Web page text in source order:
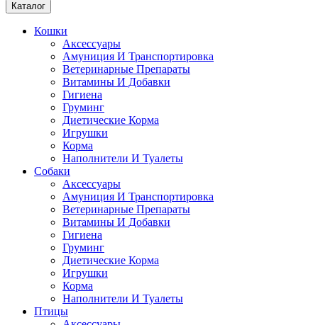
Каталог
Кошки
Аксессуары
Амуниция И Транспортировка
Ветеринарные Препараты
Витамины И Добавки
Гигиена
Груминг
Диетические Корма
Игрушки
Корма
Наполнители И Туалеты
Собаки
Аксессуары
Амуниция И Транспортировка
Ветеринарные Препараты
Витамины И Добавки
Гигиена
Груминг
Диетические Корма
Игрушки
Корма
Наполнители И Туалеты
Птицы